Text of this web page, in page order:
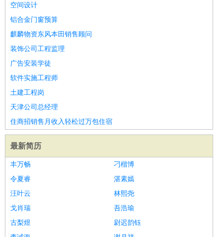
空间设计
铝合金门窗预算
麒麟物资东风本田销售顾问
装饰公司工程监理
广告安装学徒
软件实施工程师
土建工程岗
天津公司总经理
住商招销售月收入轻松过万包住宿
最新简历
丰万畅
刁楷博
令夏睿
湛素嫣
汪叶云
林熙尧
戈肖瑞
吾浩瑜
古梨煜
尉迟韵钰